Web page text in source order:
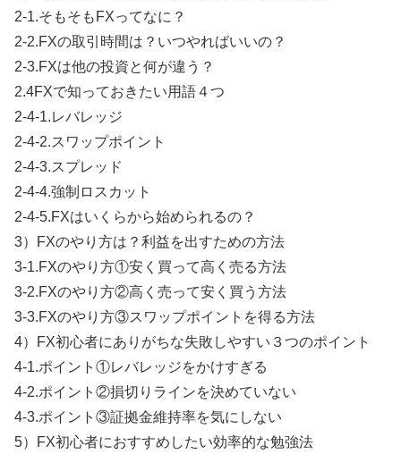
2-1.そもそもFXってなに？
2-2.FXの取引時間は？いつやればいいの？
2-3.FXは他の投資と何が違う？
2.4FXで知っておきたい用語４つ
2-4-1.レバレッジ
2-4-2.スワップポイント
2-4-3.スプレッド
2-4-4.強制ロスカット
2-4-5.FXはいくらから始められるの？
3）FXのやり方は？利益を出すための方法
3-1.FXのやり方①安く買って高く売る方法
3-2.FXのやり方②高く売って安く買う方法
3-3.FXのやり方③スワップポイントを得る方法
4）FX初心者にありがちな失敗しやすい３つのポイント
4-1.ポイント①レバレッジをかけすぎる
4-2.ポイント②損切りラインを決めていない
4-3.ポイント③証拠金維持率を気にしない
5）FX初心者におすすめしたい効率的な勉強法